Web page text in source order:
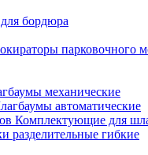
для бордюра
парковочного
механические
автоматические
Комплектующие для
разделительные гибкие